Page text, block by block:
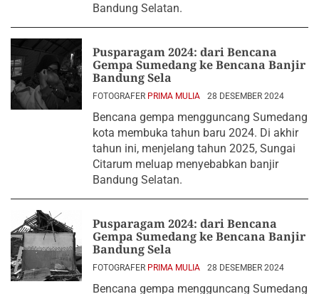
Bandung Selatan.
Pusparagam 2024: dari Bencana
Gempa Sumedang ke Bencana Banjir
Bandung Sela
FOTOGRAFER PRIMA MULIA 28 DESEMBER 2024
Bencana gempa mengguncang Sumedang
kota membuka tahun baru 2024. Di akhir
tahun ini, menjelang tahun 2025, Sungai
Citarum meluap menyebabkan banjir
Bandung Selatan.
Pusparagam 2024: dari Bencana
Gempa Sumedang ke Bencana Banjir
Bandung Sela
FOTOGRAFER PRIMA MULIA 28 DESEMBER 2024
Bencana gempa mengguncang Sumedang